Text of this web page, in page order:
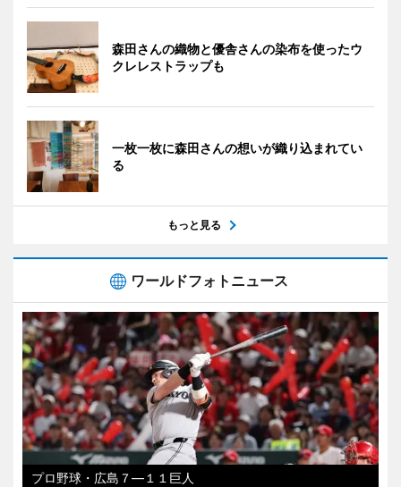
森田さんの織物と優舎さんの染布を使ったウ
クレレストラップも
一枚一枚に森田さんの想いが織り込まれてい
る
もっと見る
ワールドフォトニュース
プロ野球・広島７―１１巨人